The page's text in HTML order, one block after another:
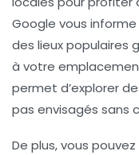
Google vous
des lieux populaires
à votre
permet d’explorer
pas envisagés sans
De plus, vous